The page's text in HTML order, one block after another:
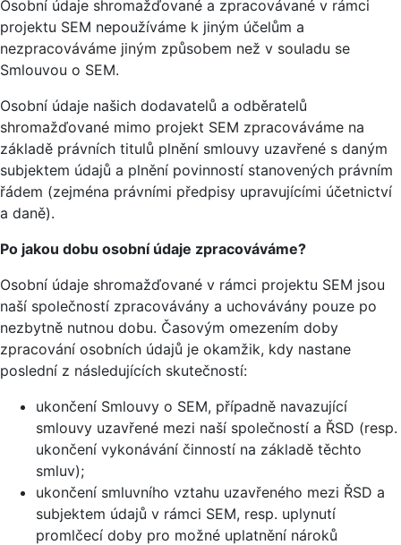
Osobní údaje shromažďované a zpracovávané v rámci
projektu SEM nepoužíváme k jiným účelům a
nezpracováváme jiným způsobem než v souladu se
Smlouvou o SEM.
Osobní údaje našich dodavatelů a odběratelů
shromažďované mimo projekt SEM zpracováváme na
základě právních titulů plnění smlouvy uzavřené s daným
subjektem údajů a plnění povinností stanovených právním
řádem (zejména právními předpisy upravujícími účetnictví
a daně).
Po jakou dobu osobní údaje zpracováváme?
Osobní údaje shromažďované v rámci projektu SEM jsou
naší společností zpracovávány a uchovávány pouze po
nezbytně nutnou dobu. Časovým omezením doby
zpracování osobních údajů je okamžik, kdy nastane
poslední z následujících skutečností:
ukončení Smlouvy o SEM, případně navazující
smlouvy uzavřené mezi naší společností a ŘSD (resp.
ukončení vykonávání činností na základě těchto
smluv);
ukončení smluvního vztahu uzavřeného mezi ŘSD a
subjektem údajů v rámci SEM, resp. uplynutí
promlčecí doby pro možné uplatnění nároků